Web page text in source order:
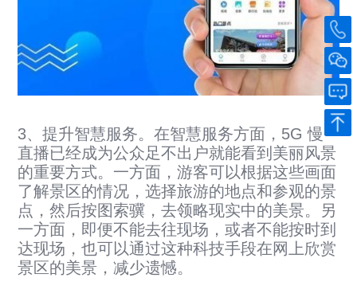
3、提升智慧服务。在智慧服务方面，5G 慢
直播已经成为公众足不出户就能看到美丽风景
的重要方式。一方面，游客可以根据这些画面
了解景区的情况，选择旅游的地点和参观的景
点，然后按图索骥，去领略现实中的美景。另
一方面，即便不能去往现场，或者不能按时到
达现场，也可以通过这种科技手段在网上欣赏
景区的美景，减少遗憾。